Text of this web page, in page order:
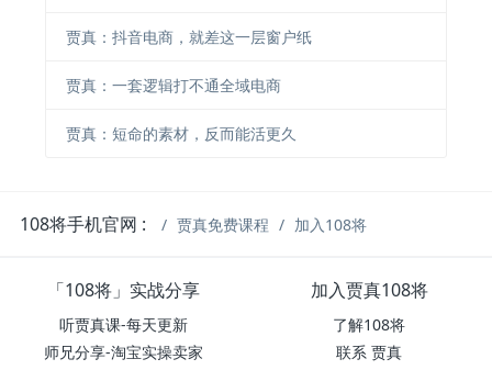
贾真：抖音电商，就差这一层窗户纸
贾真：一套逻辑打不通全域电商
贾真：短命的素材，反而能活更久
108将手机官网 : 贾真免费课程 加入108将
「108将」实战分享
听贾真课-每天更新
师兄分享-淘宝实操卖家
加入贾真108将
了解108将
联系 贾真